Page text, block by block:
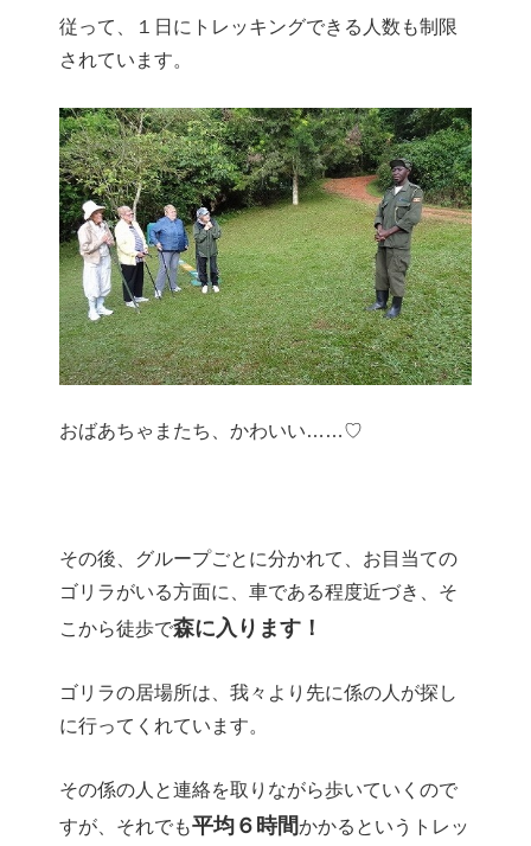
従って、１日にトレッキングできる人数も制限
されています。
おばあちゃまたち、かわいい……♡
その後、グループごとに分かれて、お目当ての
ゴリラがいる方面に、車である程度近づき、そ
こから徒歩で森に入ります！
ゴリラの居場所は、我々より先に係の人が探し
に行ってくれています。
その係の人と連絡を取りながら歩いていくので
すが、それでも平均６時間かかるというトレッ